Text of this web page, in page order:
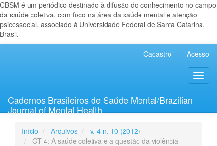
CBSM é um periódico destinado à difusão do conhecimento no campo
da saúde coletiva, com foco na área da saúde mental e atenção
psicossocial, associado à Universidade Federal de Santa Catarina,
Brasil.
Lateral
Cadastro Acesso
Cadernos Brasileiros de Saúde Mental/Brazilian
Journal of Mental Health
Início Arquivos
v. 4 n. 10 (2012)
GT 4: A saúde coletiva e a questão da violência